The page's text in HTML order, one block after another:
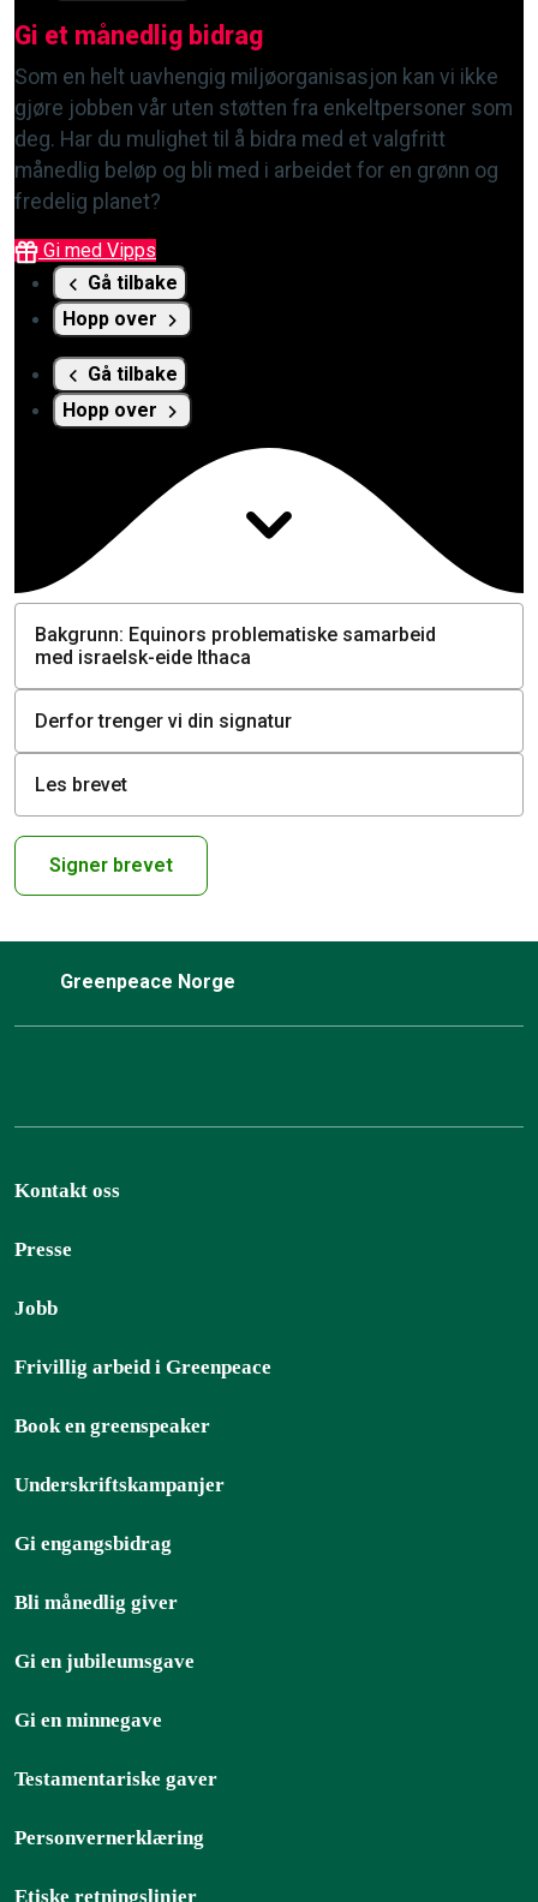
Gi et månedlig bidrag
Som en helt uavhengig miljøorganisasjon kan vi ikke
gjøre jobben vår uten støtten fra enkeltpersoner som
deg. Har du mulighet til å bidra med et valgfritt
månedlig beløp og bli med i arbeidet for en grønn og
fredelig planet?
Gi med Vipps
Gå tilbake
Hopp over
Gå tilbake
Hopp over
Bakgrunn: Equinors problematiske samarbeid
med israelsk-eide Ithaca
Derfor trenger vi din signatur
Les brevet
Signer brevet
Greenpeace Norge
Kontakt oss
Presse
Jobb
Frivillig arbeid i Greenpeace
Book en greenspeaker
Underskriftskampanjer
Gi engangsbidrag
Bli månedlig giver
Gi en jubileumsgave
Gi en minnegave
Testamentariske gaver
Personvernerklæring
Etiske retningslinjer